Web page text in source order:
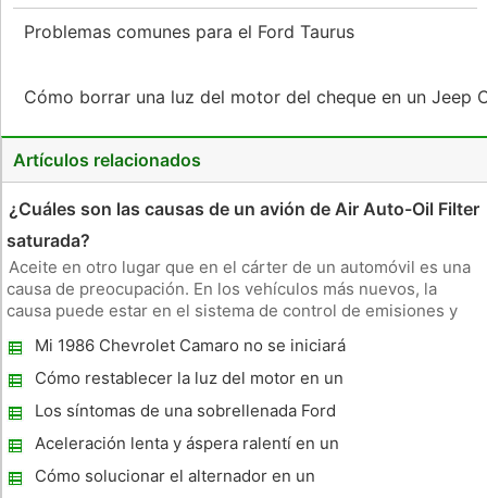
Problemas comunes para el Ford Taurus
Cómo borrar una luz del motor del cheque en un Jeep
Artículos relacionados
¿Cuáles son las causas de un avión de Air Auto-Oil Filter
saturada?
Aceite en otro lugar que en el cárter de un automóvil es una
causa de preocupación. En los vehículos más nuevos, la
causa puede estar en el sistema de control de emisiones y
probablemente más grave. Válvula de PVC El control de la
válvula
Mi 1986 Chevrolet Camaro no se iniciará
Cómo restablecer la luz del motor en un
2001 Lexus IS300
Los síntomas de una sobrellenada Ford
Automatic Transmission
Aceleración lenta y áspera ralentí en un
Mitsubishi Montero 1990
Cómo solucionar el alternador en un